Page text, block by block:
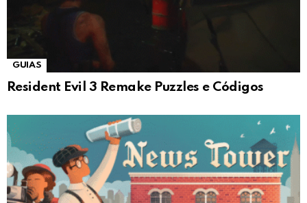
GUIAS
Resident Evil 3 Remake Puzzles e Códigos